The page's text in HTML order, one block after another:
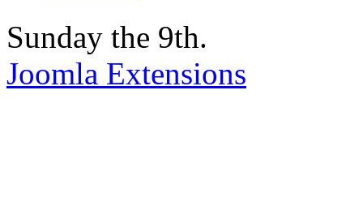
Sunday the 9th.
Joomla Extensions